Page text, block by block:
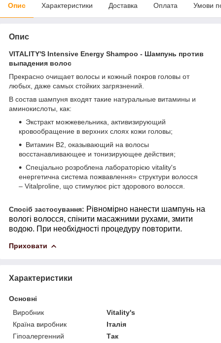
Опис Характеристики Доставка Оплата Умови
Опис
VITALITY'S Intensive Energy Shampoo - Шампунь против
выпадения волос
Прекрасно очищает волосы и кожный покров головы от
любых, даже самых стойких загрязнений.
В состав шампуня входят такие натуральные витамины и
аминокислоты, как:
Экстракт можжевельника, активизирующий
кровообращение в верхних слоях кожи головы;
Витамин B2, оказывающий на волосы
восстанавливающее и тонизирующее действия;
Спеціально розроблена лабораторією vitality's
енергетична система пожвавлення» структури волосся
– Vitalproline, що стимулює ріст здорового волосся.
Спосіб застосування: Рівномірно нанести шампунь на
вологі волосся, спінити масажними рухами, змити
водою. При необхідності процедуру повторити.
Приховати
Характеристики
Основні
Виробник
Vitality's
Країна виробник
Італія
Гіпоалергенний
Так